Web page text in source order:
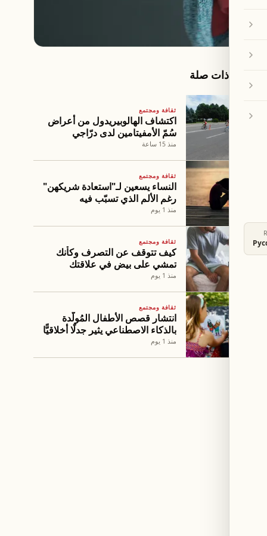
مقالات ذات صلة
ثقافة ومجتمع
اكتشاف الهالوبيريدول من أعراض
سُمّ الأمفيتامين لدى درّاجي
السباقات
منذ 15 ساعة
ثقافة ومجتمع
النساء يسعين لـ"استعادة شريكهن"
رغم الألم الذي تسبّب فيه
منذ 1 يوم
ثقافة ومجتمع
كيف تتوقف عن التصرف وكأنك
تمشي على بيض في علاقتك
منذ 1 يوم
ثقافة ومجتمع
انتشار قصص الأطفال المُولَّدة
بالذكاء الاصطناعي يثير جدلًا أخلاقيًّا
منذ 1 يوم